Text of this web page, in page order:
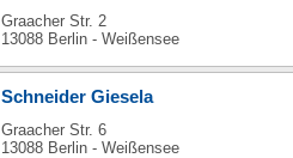
Graacher Str. 2
13088 Berlin - Weißensee
Schneider Giesela
Graacher Str. 6
13088 Berlin - Weißensee